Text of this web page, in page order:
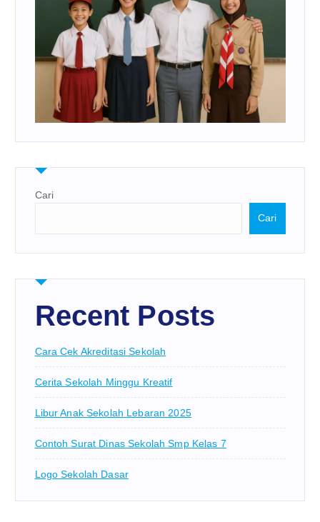
Cari
Cari
Recent Posts
Cara Cek Akreditasi Sekolah
Cerita Sekolah Minggu Kreatif
Libur Anak Sekolah Lebaran 2025
Contoh Surat Dinas Sekolah Smp Kelas 7
Logo Sekolah Dasar